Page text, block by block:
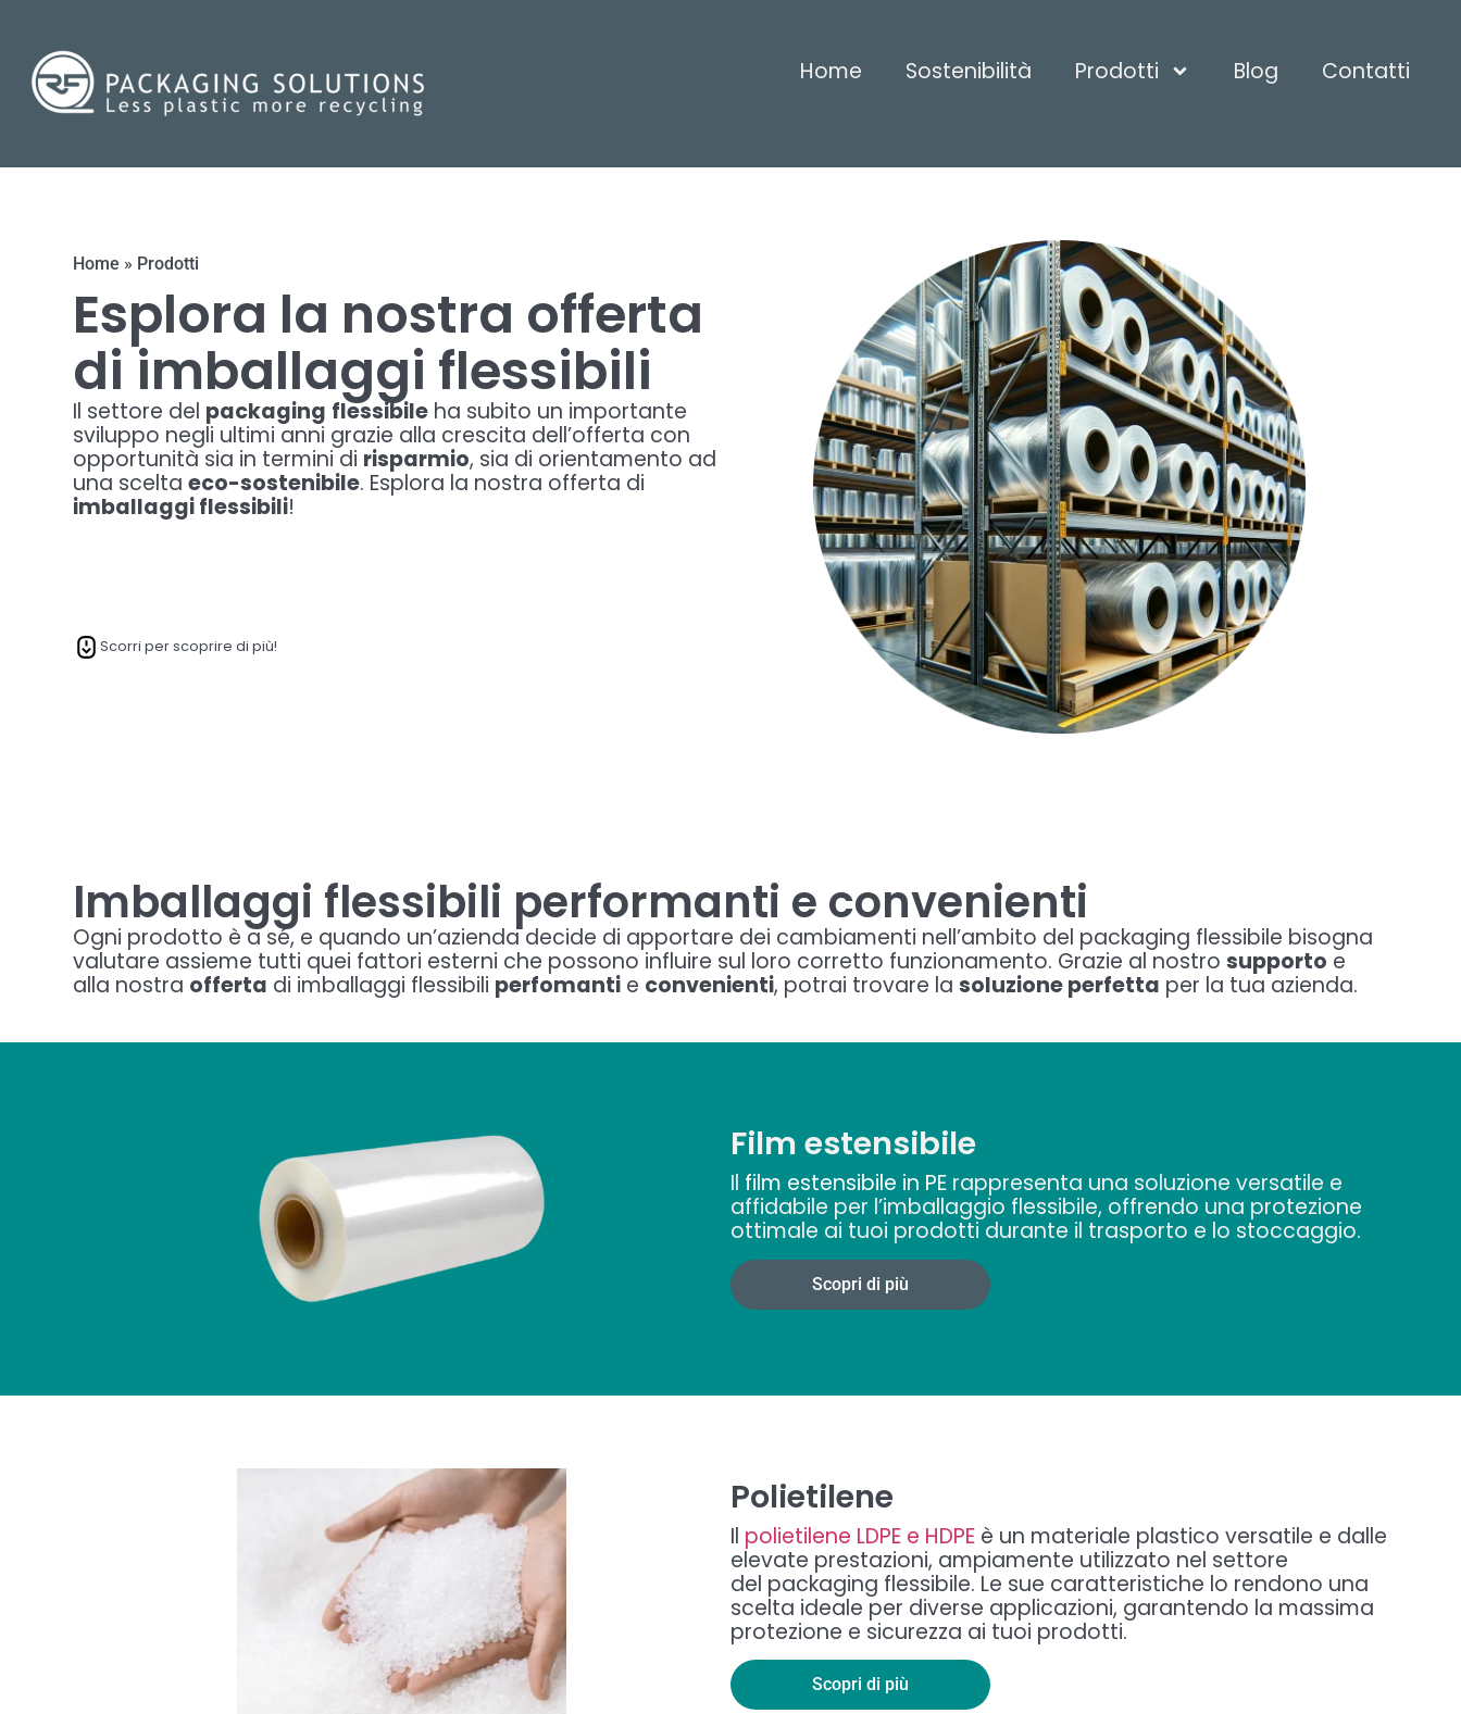
Home Sostenibilità Prodotti Blog Contatti
Home » Prodotti
Esplora la nostra offerta
di imballaggi flessibili
Il settore del packaging flessibile ha subito un importante
sviluppo negli ultimi anni grazie alla crescita dell’offerta con
opportunità sia in termini di risparmio, sia di orientamento ad
una sceltaeco-sostenibile. Esplora la nostra offerta di
imballaggi flessibili!
Scorri per scoprire di più!
Imballaggi flessibili performanti e convenienti
Ogni prodotto è a sé, e quando un’azienda decide di apportare dei cambiamenti nell’ambito del packaging flessibile bisogna
valutare assieme tutti quei fattori esterni che possono influire sul loro corretto funzionamento. Grazie al nostrosupporto e
alla nostra offerta di imballaggi flessibili perfomanti e convenienti, potrai trovare lasoluzione perfetta per la tua azienda.
Film estensibile
Il film estensibile in PE rappresenta una soluzione versatile e
affidabile per l’imballaggio flessibile, offrendo una protezione
ottimale ai tuoi prodotti durante il trasporto e lo stoccaggio.
Scopri di più
Polietilene
Il polietilene LDPE e HDPE è un materiale plastico versatile e dalle
elevate prestazioni, ampiamente utilizzato nel settore
del packaging flessibile. Le sue caratteristiche lo rendono una
scelta ideale per diverse applicazioni, garantendo la massima
protezione e sicurezza ai tuoi prodotti.
Scopri di più